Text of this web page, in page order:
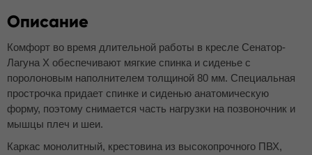
Описание
Комфорт во время длительной работы в кресле Сенатор-
Лагуна Х обеспечивают мягкие спинка и сиденье с
поролоновым наполнителем толщиной 80 мм. Специальная
прострочка придает спинке и сиденью анатомическую
форму, поэтому снимается часть нагрузки на позвоночник и
мышцы плеч и шеи.
Каркас монолитный, крестовина из высокопрочного ПВХ,